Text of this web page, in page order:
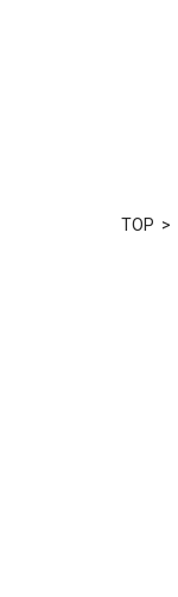
TOP